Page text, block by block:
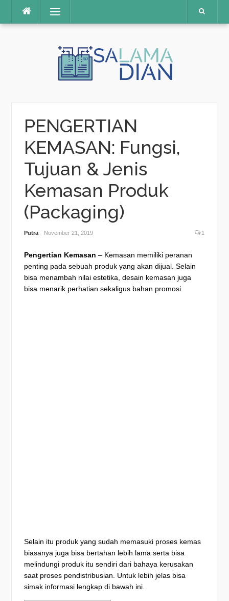
Menu
PENGERTIAN
KEMASAN: Fungsi,
Tujuan & Jenis
Kemasan Produk
(Packaging)
Putra November 21, 2019 1
Pengertian Kemasan – Kemasan memiliki peranan
penting pada sebuah produk yang akan dijual. Selain
bisa menambah nilai estetika, desain kemasan juga
bisa menarik perhatian sekaligus bahan promosi.
Selain itu produk yang sudah memasuki proses kemas
biasanya juga bisa bertahan lebih lama serta bisa
melindungi produk itu sendiri dari bahaya kerusakan
saat proses pendistribusian. Untuk lebih jelas bisa
simak informasi lengkap di bawah ini.